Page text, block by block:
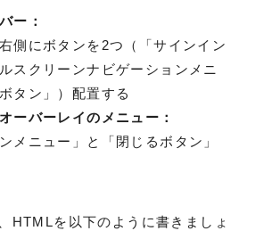
ー：
側にボタンを2つ（「サインイン
スクリーンナビゲーションメニ
タン」）配置する
ーバーレイのメニュー：
メニュー」と「閉じるボタン」
HTMLを以下のように書きましょ